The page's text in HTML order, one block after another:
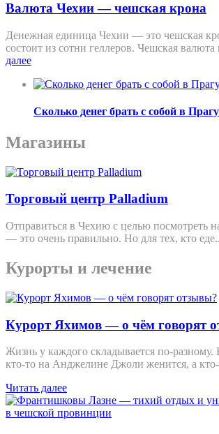
Валюта Чехии — чешская крона
Денежная единица Чехии — это чешская
состоит из сотни геллеров. Чешская валюта
далее
Сколько денег брать с собой в
Магазины
Торговый центр Palladium
Отправиться в Чехию с целью посмотреть
— это очень правильно. Но для тех, кто
Курорты и лечение
Курорт Яхимов — о чём говорят
Жизнь у каждого складывается по-разному.
кто-то на Анджелине Джоли женится, а кто-
Читать далее